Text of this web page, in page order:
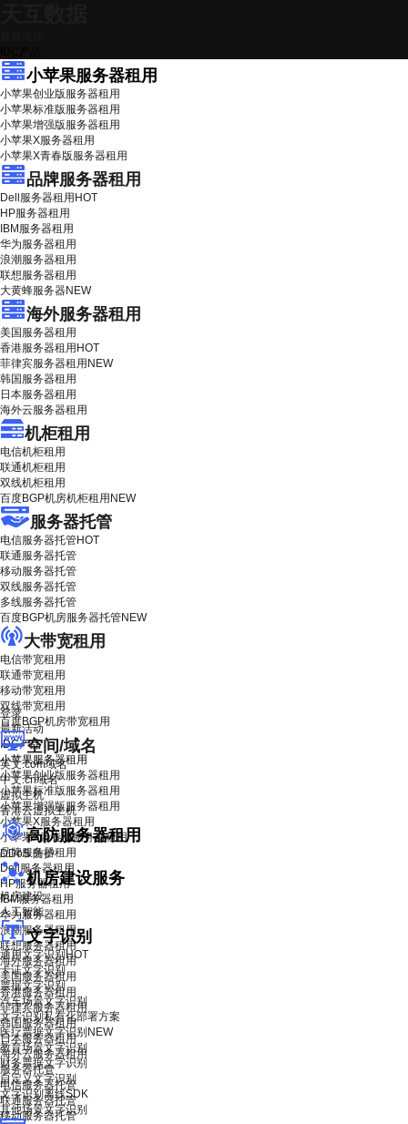
小苹果服务器租用
小苹果创业版服务器租用
小苹果标准版服务器租用
小苹果增强版服务器租用
小苹果X服务器租用
小苹果X青春版服务器租用
品牌服务器租用
Dell服务器租用 HOT
HP服务器租用
IBM服务器租用
华为服务器租用
浪潮服务器租用
联想服务器租用
大黄蜂服务器NEW
海外服务器租用
美国服务器租用
香港服务器租用 HOT
菲律宾服务器租用 NEW
韩国服务器租用
日本服务器租用
海外云服务器租用
机柜租用
电信机柜租用
联通机柜租用
双线机柜租用
百度BGP机房机柜租用 NEW
服务器托管
电信服务器托管HOT
联通服务器托管
移动服务器托管
双线服务器托管
多线服务器托管
百度BGP机房服务器托管NEW
大带宽租用
电信带宽租用
联通带宽租用
移动带宽租用
双线带宽租用
百度BGP机房带宽租用
空间/域名
英文.com域名
中文.cn域名
虚拟主机
香港云虚拟主机
高防服务器租用
DDoS 防护
机房建设服务
机房建设
人工智能
文字识别
通用文字识别 HOT
卡证文字识别
票据文字识别
汽车场景文字识别
文字识别私有化部署方案
医疗票据文字识别 NEW
教育场景文字识别
财务票据文字识别
自定义文字识别
文字识别离线SDK
其他场景文字识别
登录
最新活动
IDC产品
小苹果服务器租用
小苹果创业版服务器租用
小苹果标准版服务器租用
小苹果增强版服务器租用
小苹果X服务器租用
小苹果X青春版服务器租用
品牌服务器租用
Dell服务器租用
HP服务器租用
IBM服务器租用
华为服务器租用
浪潮服务器租用
联想服务器租用
海外服务器租用
美国服务器租用
香港服务器租用
菲律宾服务器租用
韩国服务器租用
日本服务器租用
海外云服务器租用
服务器托管
电信服务器托管
联通服务器托管
移动服务器托管